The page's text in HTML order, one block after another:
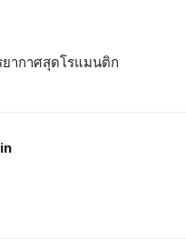
ยากาศสุดโรแมนติก